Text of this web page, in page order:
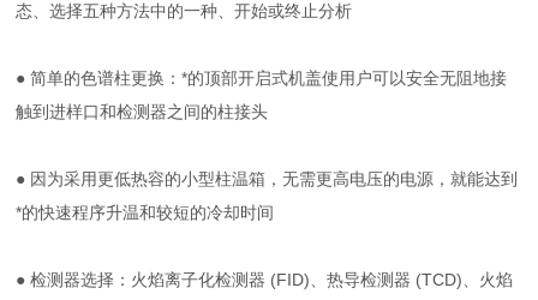
态、选择五种方法中的一种、开始或终止分析
● 简单的色谱柱更换：*的顶部开启式机盖使用户可以安全无阻地接
触到进样口和检测器之间的柱接头
● 因为采用更低热容的小型柱温箱，无需更高电压的电源，就能达到
*的快速程序升温和较短的冷却时间
● 检测器选择：火焰离子化检测器 (FID)、热导检测器 (TCD)、火焰